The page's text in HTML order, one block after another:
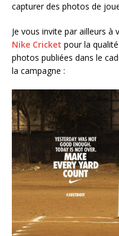
capturer des photos de
Je vous invite par ailleurs à
Nike Cricket pour la
photos publiées dans le
la campagne :